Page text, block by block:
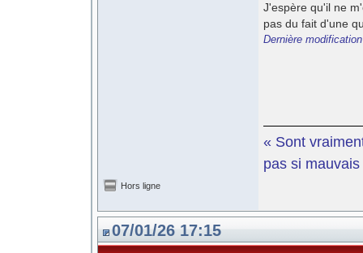
J'espère qu'il ne
pas du fait d'une
Dernière
« Sont
pas si
Hors ligne
07/01/26 17:15